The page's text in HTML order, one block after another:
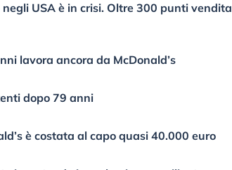
USA è in crisi. Oltre 300 punti vendita
lavora ancora da McDonald’s
dopo 79 anni
è costata al capo quasi 40.000 euro